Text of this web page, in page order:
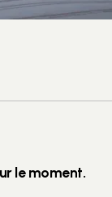
le moment.